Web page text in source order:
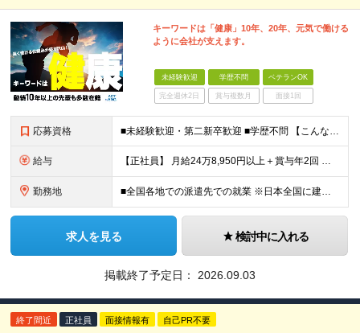
キーワードは「健康」10年、20年、元気で働ける
ように会社が支えます。
未経験歓迎 学歴不問 ベテランOK
完全週休2日 賞与複数月 面接1回
応募資格 ■未経験歓迎・第二新卒歓迎 ■学歴不問 【こんな方はぜひご応募ください】 ■大手ゼネコンのプロジェクトに関わってみたい ■福利厚生が整った会社で働きたい ■年収アップを狙いたい ■スケールの大きな仕
給与 【正社員】 月給24万8,950円以上＋賞与年2回 ※年齢・経験・スキル等を考慮の上、当社規定により決定します。 ※残業代、通勤交通費は別途全額支給しています。 【契約社員】 月給28万2,080円
勤務地 ■全国各地での派遣先での就業 ※日本全国に建設技術者のニーズがあります。U・Iターン希望の方も歓迎しておりますので、ご希望を気軽にお聞かせください。 ◆本社／東京都港区赤坂3-8-15 THE AK
求人を見る 検討中に入れる
掲載終了予定日： 2026.09.03
終了間近 正社員 面接情報有 自己PR不要